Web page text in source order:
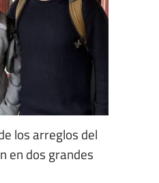
los arreglos del
en dos grandes